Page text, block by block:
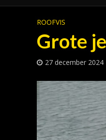
ROOFVIS
Grote
27 december 2024